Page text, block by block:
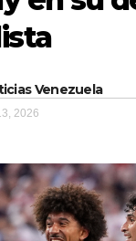
Venezuela
2026